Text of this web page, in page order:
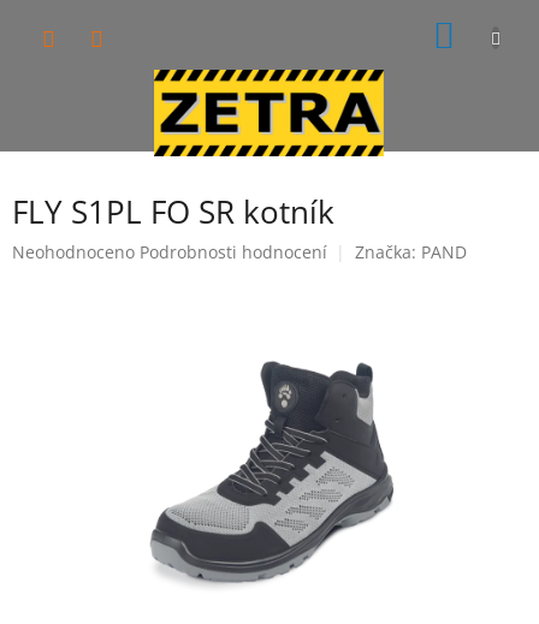
FLY S1PL FO SR kotník
Průměrné
Neohodnoceno Podrobnosti hodnocení Značka: PAND